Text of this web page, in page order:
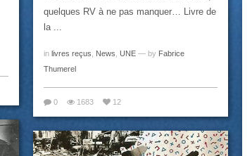
quelques RV à ne pas manquer… Livre de
la ...
in livres reçus News UNE — by Fabrice
Thumerel
0 1683 12